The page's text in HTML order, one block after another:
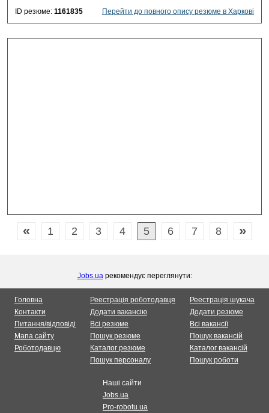
ID резюме: 1161835 Перейти до повного опису резюме в Харкові
« 1 2 3 4 5 6 7 8 »
Jobs.uaрекомендує переглянути:
Головна
Контакти
Питання/відповіді
Мапа сайту
Роботодавцю
Реестрація роботодавця
Додати вакансію
Всі резюме
Пошук резюме
Каталог резюме
Пошук персоналу
Реестрація шукача
Додати резюме
Всі вакансії
Пошук вакансій
Каталог вакансій
Пошук роботи
Наші сайти
Jobs.ua
Pro-robotu.ua